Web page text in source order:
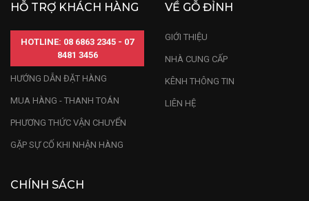
HỖ TRỢ KHÁCH HÀNG
HOTLINE: 08 6863 2345 - 07
8481 3456
HƯỚNG DẪN ĐẶT HÀNG
MUA HÀNG - THANH TOÁN
PHƯƠNG THỨC VẬN CHUYỂN
GẶP SỰ CỐ KHI NHẬN HÀNG
VỀ GỖ ĐỈNH
GIỚI THIỆU
NHÀ CUNG CẤP
KÊNH THÔNG TIN
LIÊN HỆ
CHÍNH SÁCH